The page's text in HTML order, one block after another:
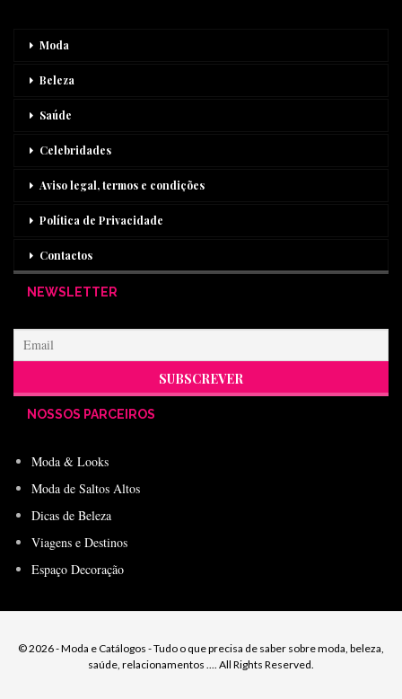
Moda
Beleza
Saúde
Celebridades
Aviso legal, termos e condições
Política de Privacidade
Contactos
NEWSLETTER
NOSSOS PARCEIROS
Moda & Looks
Moda de Saltos Altos
Dicas de Beleza
Viagens e Destinos
Espaço Decoração
© 2026 - Moda e Catálogos - Tudo o que precisa de saber sobre moda, beleza,
saúde, relacionamentos .... All Rights Reserved.